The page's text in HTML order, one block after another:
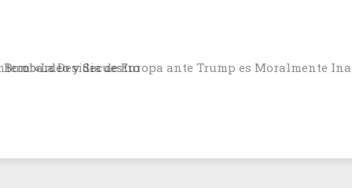
y Secuestro